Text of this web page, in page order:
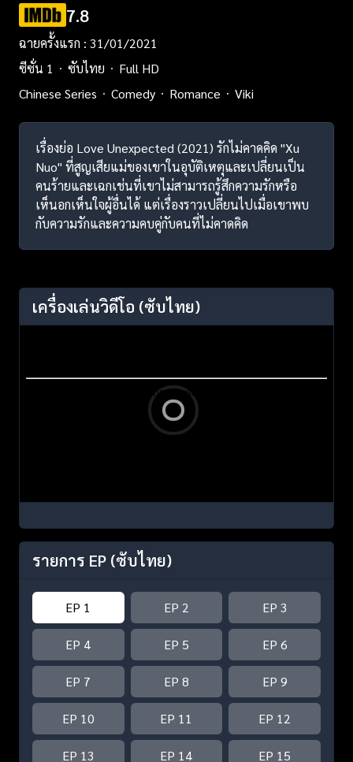
7.8
ฉายครั้งแรก : 31/01/2021
ซีซั่น 1
ซับไทย
Full HD
Chinese Series
Comedy Romance Viki
เรื่องย่อ Love Unexpected (2021) รักไม่คาดคิด "Xu
Nuo" ที่สูญเสียแม่ของเขาในอุบัติเหตุและเปลี่ยนเป็น
คนร้ายและเฉกเช่นที่เขาไม่สามารถรู้สึกความรักหรือ
เห็นอกเห็นใจผู้อื่นได้ แต่เรื่องราวเปลี่ยนไปเมื่อเขาพบ
กับความรักและความคบคู่กับคนที่ไม่คาดคิด
เครื่องเล่นวิดีโอ (ซับไทย)
รายการ EP (ซับไทย)
EP 1 EP 2 EP 3
EP 4 EP 5 EP 6
EP 7 EP 8 EP 9
EP 10 EP 11 EP 12
EP 13 EP 14 EP 15